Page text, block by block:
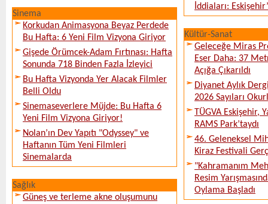
Sinema
Korkudan Animasyona Beyaz Perdede
Bu Hafta: 6 Yeni Film Vizyona Giriyor
Gişede Örümcek-Adam Fırtınası: Hafta
Sonunda 718 Binden Fazla İzleyici
Bu Hafta Vizyonda Yer Alacak Filmler
Belli Oldu
Sinemaseverlere Müjde: Bu Hafta 6
Yeni Film Vizyona Giriyor!
Nolan’ın Dev Yapıtı "Odyssey" ve
Haftanın Tüm Yeni Filmleri
Sinemalarda
Sağlık
Güneş ve terleme akne oluşumunu
İddiaları:
Kültür-Sanat
Geleceğe Miras
Eser Daha: 37
Açığa Çıkarıldı
Diyanet Aylık
2026 Sayıları
TÜGVA Eskişehir,
RAMS Park’taydı
46. Geleneksel
Kiraz Festivali
"Kahramanım
Resim
Oylama Başladı